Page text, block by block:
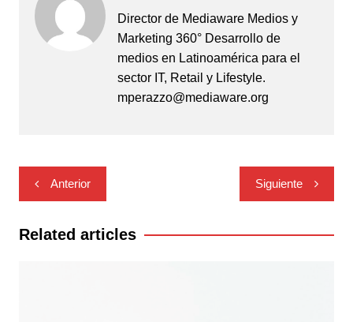
Director de Mediaware Medios y
Marketing 360° Desarrollo de
medios en Latinoamérica para el
sector IT, Retail y Lifestyle.
mperazzo@mediaware.org
Navegación
de
entradas
Anterior Siguiente
Related articles